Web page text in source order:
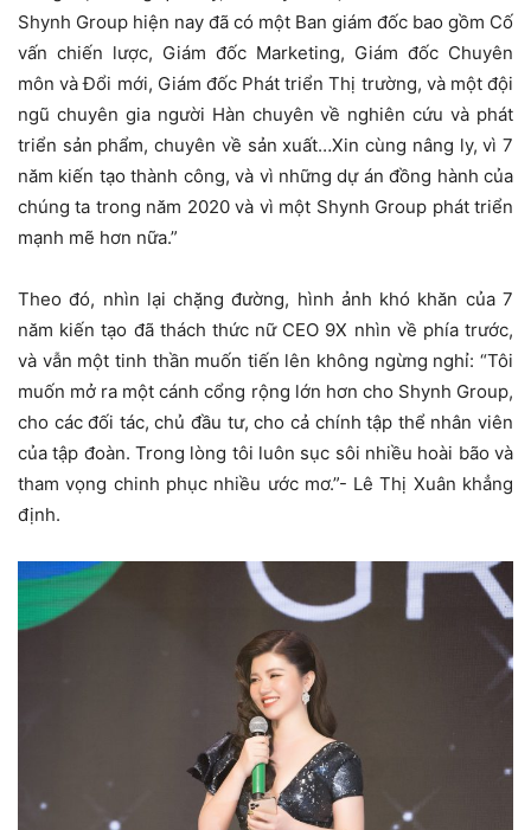
Shynh Group hiện nay đã có một Ban giám đốc bao gồm Cố
vấn chiến lược, Giám đốc Marketing, Giám đốc Chuyên
môn và Đổi mới, Giám đốc Phát triển Thị trường, và một đội
ngũ chuyên gia người Hàn chuyên về nghiên cứu và phát
triển sản phẩm, chuyên về sản xuất…Xin cùng nâng ly, vì 7
năm kiến tạo thành công, và vì những dự án đồng hành của
chúng ta trong năm 2020 và vì một Shynh Group phát triển
mạnh mẽ hơn nữa.”
Theo đó, nhìn lại chặng đường, hình ảnh khó khăn của 7
năm kiến tạo đã thách thức nữ CEO 9X nhìn về phía trước,
và vẫn một tinh thần muốn tiến lên không ngừng nghỉ: “Tôi
muốn mở ra một cánh cổng rộng lớn hơn cho Shynh Group,
cho các đối tác, chủ đầu tư, cho cả chính tập thể nhân viên
của tập đoàn. Trong lòng tôi luôn sục sôi nhiều hoài bão và
tham vọng chinh phục nhiều ước mơ.”- Lê Thị Xuân khẳng
định.